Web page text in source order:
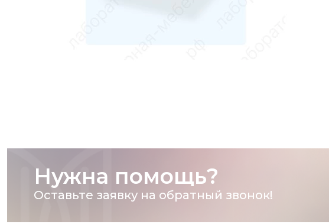
Нужна помощь?
Оставьте заявку на обратный звонок!